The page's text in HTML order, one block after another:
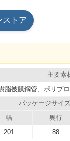
ストア
主要素
脂被膜鋼管、ポリプ
パッケージサイズ
幅 奥行
201 88